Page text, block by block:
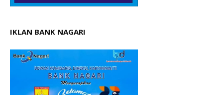
IKLAN BANK NAGARI